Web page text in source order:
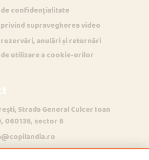
confidențialitate
supravegherea video
anulări și returnări
utilizare a cookie-urilor
Strada General Culcer Ioan
060136, sector 6
O D Online acum